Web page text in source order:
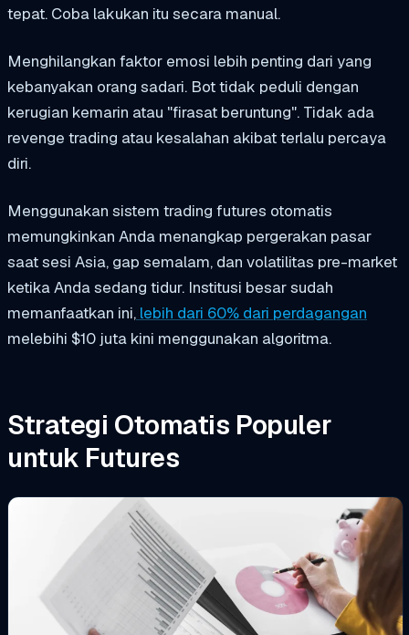
tepat. Coba lakukan itu secara manual.
Menghilangkan faktor emosi lebih penting dari yang
kebanyakan orang sadari. Bot tidak peduli dengan
kerugian kemarin atau "firasat beruntung". Tidak ada
revenge trading atau kesalahan akibat terlalu percaya
diri.
Menggunakan sistem trading futures otomatis
memungkinkan Anda menangkap pergerakan pasar
saat sesi Asia, gap semalam, dan volatilitas pre-market
ketika Anda sedang tidur. Institusi besar sudah
memanfaatkan ini, lebih dari 60% dari perdagangan
melebihi $10 juta kini menggunakan algoritma.
Strategi Otomatis Populer
untuk Futures